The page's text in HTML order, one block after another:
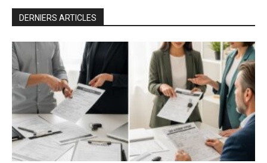
DERNIERS ARTICLES